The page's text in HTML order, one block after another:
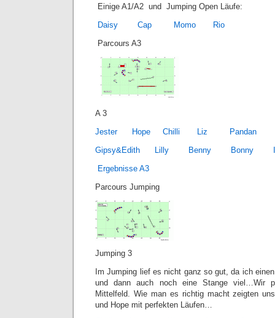
Einige A1/A2 und Jumping Open Läufe:
Daisy
Cap Momo
Rio
Parcours A3
A 3
Jester
Hope Chilli Liz
Pandan
Gipsy&Edith
Lilly Benny Bonny
Ergebnisse A3
Parcours Jumping
Jumping 3
Im Jumping lief es nicht ganz so gut, da ich
und dann auch noch eine Stange viel…Wir
Mittelfeld. Wie man es richtig macht zeigten
und Hope mit perfekten Läufen…